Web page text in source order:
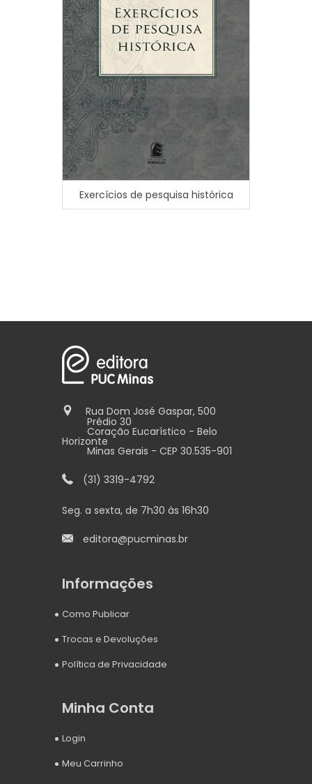
Exercícios de pesquisa histórica
Rua Dom José Gaspar, 500
Prédio 30
Coração Eucarístico - Belo
Horizonte
Minas Gerais - CEP 30.535-901
(31) 3319-4792
Seg. a sexta, de 7h30 às 16h30
editora@pucminas.br
Informações
Como Publicar
Trocas e Devoluções
Política de Privacidade
Minha Conta
Login
Meu Carrinho